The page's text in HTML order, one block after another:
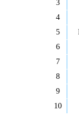
3
4
5
6
7
8
9
10